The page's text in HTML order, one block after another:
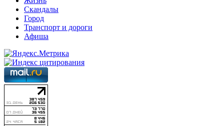
Скандалы
Город
Транспорт и дороги
Афиша